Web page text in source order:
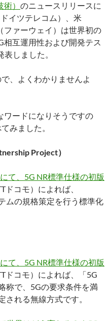
） のニュースリリースに
イツテレコム）、米
ファーウェイ）は世界初の
互運用性および開発テス
しました。
、よくわかりませんよ
ワードになりそうですの
みました。
Project）
て、5G NR標準仕様の初版
ドコモ）によれば、
ムの規格策定を行う標準化
て、5G NR標準仕様の初版
ドコモ）によれば、「5G
称で、5Gの要求条件を満
される無線方式です。